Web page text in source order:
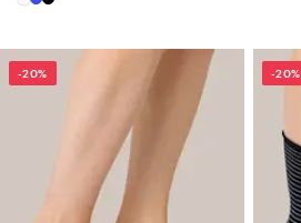
-20% -20%